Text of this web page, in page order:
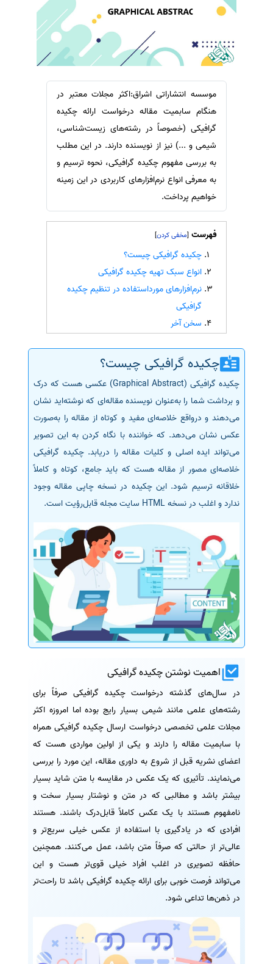
ترجمه عربی به فارسی
سفارش ویرایش
سفارش فرمت‌بندی
سفارش معرفی مجله
سفارش معرفی مقاله
سفارش معرفی کتاب
سفارش چکیده مبسوط
سفارش ترجمه مولتی‌مدیا
سفارش گویندگی
سفارش تولید محتوا
سفارش ترجمه همزمان
سفارش چکیده گرافیکی
سفارش تهیه کاورلتر
سفارش انگیزه‌نامه‌SOP
موسسه انتشاراتی اشراق:اکثر مجلات معتبر در
هنگام سابمیت مقاله درخواست ارائه چکیده
گرافیکی (خصوصاً در رشته‌های زیست‌شناسی،
شیمی و ...) نیز از نویسنده دارند. در این مطلب
به بررسی مفهوم چکیده گرافیکی، نحوه ترسیم و
به معرفی انواع نرم‌افزارهای کاربردی در این زمینه
خواهیم پرداخت.
فهرست [
]
چکیده گرافیکی چیست؟
انواع سبک تهیه چکیده گرافیکی
نرم‌افزارهای مورداستفاده در تنظیم چکیده
گرافیکی
سخن آخر
چکیده گرافیکی چیست؟
چکیده گرافیکی (Graphical Abstract) عکسی هست که درک
و برداشت شما را به‌عنوان نویسنده مقاله‌ای که نوشته‌اید نشان
می‌دهند و درواقع خلاصه‌ای مفید و کوتاه از مقاله را به‌صورت
عکس نشان می‌دهد. که خواننده با نگاه کردن به این تصویر
می‌تواند ایده اصلی و کلیات مقاله را دریابد. چکیده گرافیکی
خلاصه‌ای مصور از مقاله هست که باید جامع، کوتاه و کاملاً
خلاقانه ترسیم شود. این چکیده در نسخه چاپی مقاله وجود
ندارد و اغلب در نسخه HTML سایت مجله قابل‌رؤیت است.
اهمیت نوشتن چکیده گرافیکی
در سال‌های گذشته درخواست چکیده گرافیکی صرفاً برای
رشته‌های علمی مانند شیمی بسیار رایج بوده اما امروزه اکثر
مجلات علمی تخصصی درخواست ارسال چکیده گرافیکی همراه
با سابمیت مقاله را دارند و یکی از اولین مواردی هست که
اعضای نشریه قبل از شروع به داوری مقاله، ‌این مورد را بررسی
می‌نمایند. تأثیری که یک عکس در مقایسه با متن شاید بسیار
بیشتر باشد و مطالبی که در متن و نوشتار بسیار سخت و
نامفهوم هستند با یک عکس کاملاً قابل‌درک باشند. هستند
افرادی که در یادگیری با استفاده از عکس خیلی سریع‌تر و
عالی‌تر از حالتی که صرفاً متن باشد، عمل می‌کنند. همچنین
حافظه تصویری در اغلب افراد خیلی قوی‌تر هست و این
می‌تواند فرصت خوبی برای ارائه چکیده گرافیکی باشد تا راحت‌تر
در ذهن‌ها تداعی شود.